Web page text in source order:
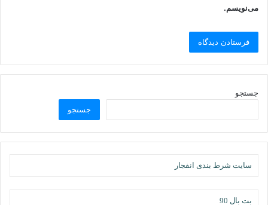
می‌نویسم.
جستجو
جستجو
سایت شرط بندی انفجار
بت بال 90